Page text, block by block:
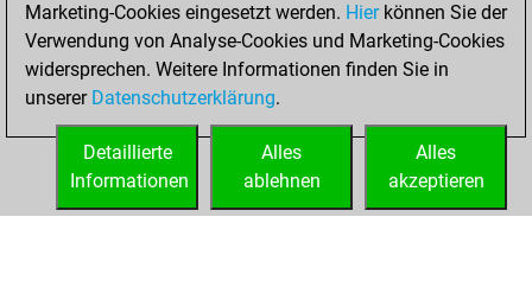
Freitag, März 28,
2025
You created
your Fritz account
Marketing-Cookies eingesetzt werden. Hierkönnen Sie der
Verwendung von Analyse-Cookies und Marketing-Cookies
widersprechen. Weitere Informationen finden Sie in
unserer Datenschutzerklärung.
Alles
akzeptieren
Alles
ablehnen
Detaillierte
Informationen